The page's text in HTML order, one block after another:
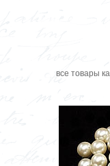
все товары